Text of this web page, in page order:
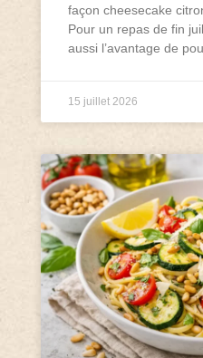
façon cheesecake
Pour un repas de fin
aussi l’avantage de
15 juillet 2026